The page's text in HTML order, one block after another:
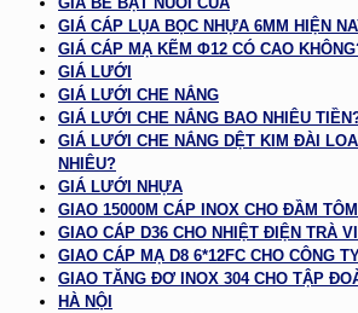
GIÁ CÁP LỤA BỌC NHỰA 6MM HIỆN
GIÁ CÁP MẠ KẼM Φ12 CÓ CAO
GIÁ LƯỚI
GIÁ LƯỚI CHE NẮNG
GIÁ LƯỚI CHE NẮNG BAO NHIÊU
GIÁ LƯỚI CHE NẮNG DỆT KIM ĐÀI
NHIÊU?
GIÁ LƯỚI NHỰA
GIAO 15000M CÁP INOX CHO ĐẦM
GIAO CÁP D36 CHO NHIỆT ĐIỆN TRÀ
GIAO CÁP MẠ D8 6*12FC CHO CÔNG
GIAO TĂNG ĐƠ INOX 304 CHO TẬP
HÀ NỘI